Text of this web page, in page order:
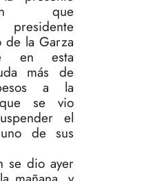
que
de la Garza
en esta
más de
a la
que se vio
el
de sus
se dio ayer